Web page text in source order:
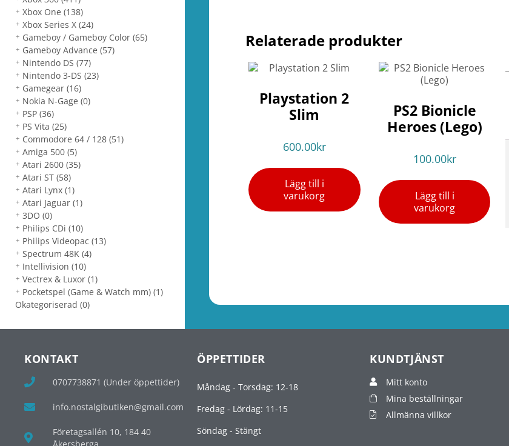
Xbox One(138)
Xbox Series X(24)
Gameboy / Gameboy Color(65)
Gameboy Advance(57)
Nintendo DS(77)
Nintendo 3-DS(23)
Gamegear(16)
Nokia N-Gage(0)
PSP(36)
PS Vita(25)
Commodore 64 / 128(51)
Amiga 500(5)
Atari 2600(35)
Atari ST(58)
Atari Lynx(1)
Atari Jaguar(1)
3DO(0)
Philips CDi(10)
Philips Videopac(13)
Spectrum 48K(4)
Intellivision(10)
Vectrex & Luxor(1)
Pocketspel (Game & Watch mm)(1)
Okategoriserad (0)
Relaterade produkter
Playstation 2
Slim
600.00kr
Lägg till i
varukorg
PS2 Bionicle
Heroes (Lego)
100.00kr
Lägg till i
varukorg
KONTAKT
0707738871 (Under öppettider)
info.nostalgibutiken@gmail.com
Företagsallén 10, 184 40
ÖPPETTIDER
Måndag - Torsdag: 12-18
Fredag - Lördag: 11-15
Söndag - Stängt
KUNDTJÄNST
Mitt konto
Mina beställningar
Allmänna villkor